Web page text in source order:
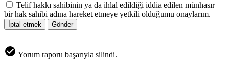
Telif hakkı sahibinin ya da ihlal edildiği iddia edilen münhasır
bir hak sahibi adına hareket etmeye yetkili olduğumu onaylarım.
İptal etmek Gönder
Yorum raporu başarıyla silindi.